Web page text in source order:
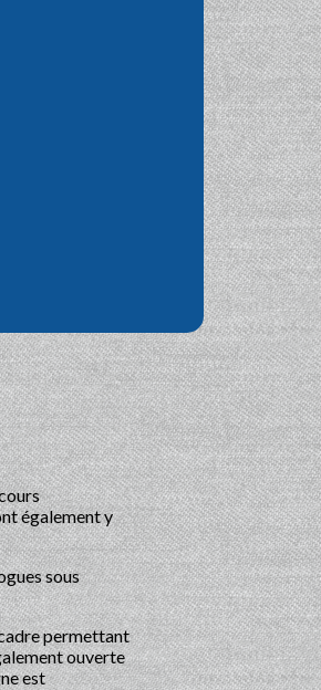
également y
sous
permettant
ouverte
est